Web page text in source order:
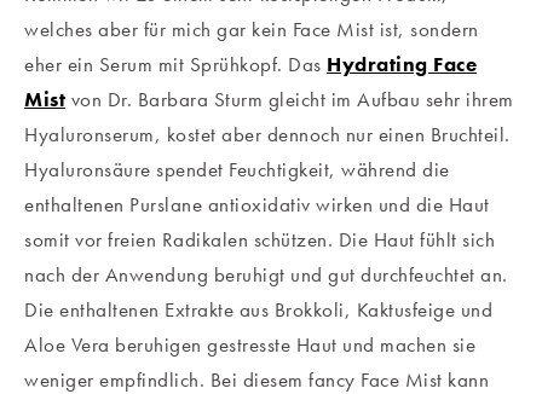
welches aber für mich gar kein Face Mist ist, sondern
eher ein Serum mit Sprühkopf. Das Hydrating Face
Mist von Dr. Barbara Sturm gleicht im Aufbau sehr ihrem
Hyaluronserum, kostet aber dennoch nur einen Bruchteil.
Hyaluronsäure spendet Feuchtigkeit, während die
enthaltenen Purslane antioxidativ wirken und die Haut
somit vor freien Radikalen schützen. Die Haut fühlt sich
nach der Anwendung beruhigt und gut durchfeuchtet an.
Die enthaltenen Extrakte aus Brokkoli, Kaktusfeige und
Aloe Vera beruhigen gestresste Haut und machen sie
weniger empfindlich. Bei diesem fancy Face Mist kann